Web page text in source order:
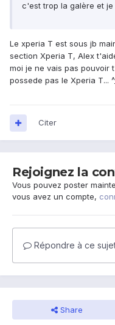
c'est trop la galère et
Le xperia T est sous jb
section Xperia T, Alex
moi je ne vais pas pouvoir
possede pas le Xperia T...
Citer
Rejoignez la
Vous pouvez poster
vous avez un compte,
Répondre à ce
Share